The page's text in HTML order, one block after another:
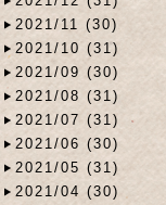
2021/11 (30)
2021/10 (31)
2021/09 (30)
2021/08 (31)
2021/07 (31)
2021/06 (30)
2021/05 (31)
2021/04 (30)